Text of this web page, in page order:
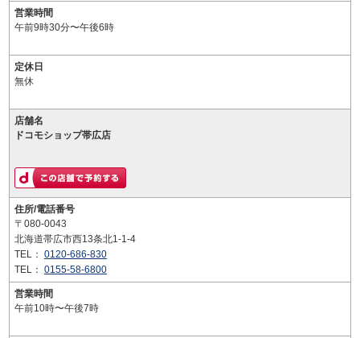
営業時間
午前9時30分〜午後6時
定休日
無休
店舗名
ドコモショップ帯広店
住所/電話番号
〒080-0043
北海道帯広市西13条北1-1-4
TEL： 0120-686-830
TEL： 0155-58-6800
営業時間
午前10時〜午後7時